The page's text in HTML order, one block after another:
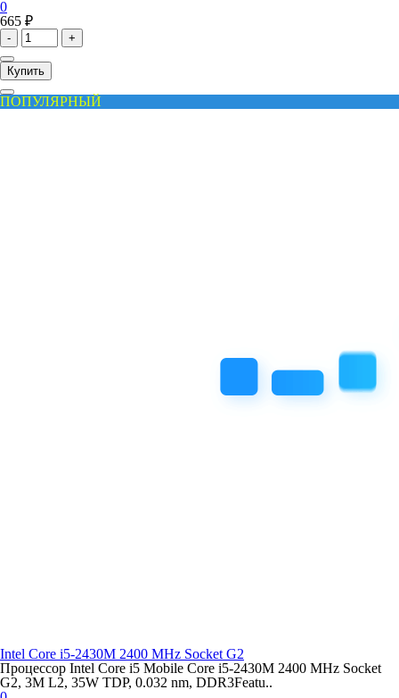
0
665 ₽
- +
Купить
ПОПУЛЯРНЫЙ
Intel Core i5-2430M 2400 MHz Socket G2
Процессор Intel Core i5 Mobile Core i5-2430M 2400 MHz Socket
G2, 3M L2, 35W TDP, 0.032 nm, DDR3Featu..